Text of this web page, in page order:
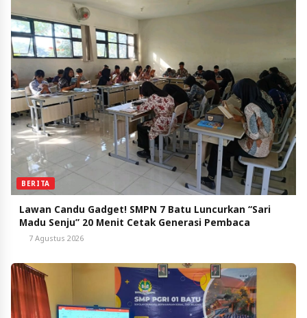
BERITA
Lawan Candu Gadget! SMPN 7 Batu Luncurkan “Sari
Madu Senju” 20 Menit Cetak Generasi Pembaca
7 Agustus 2026